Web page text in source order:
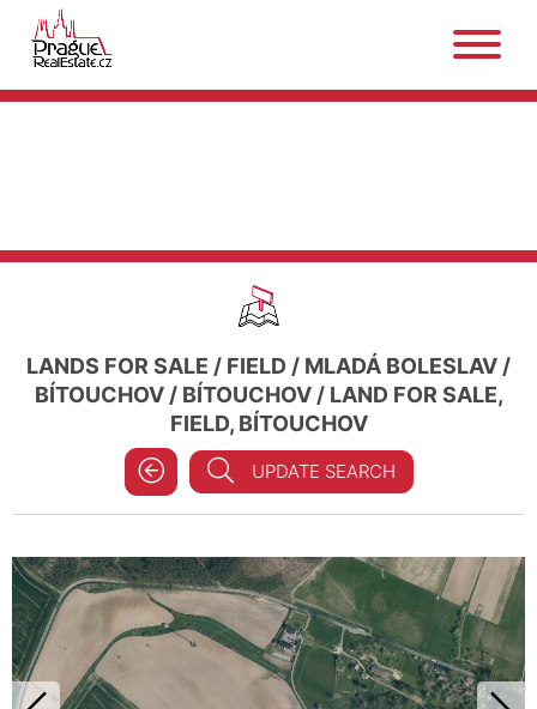
LANDS FOR SALE / FIELD / MLADÁ BOLESLAV /
BÍTOUCHOV/ BÍTOUCHOV/ LAND FOR SALE,
FIELD, BÍTOUCHOV
UPDATE SEARCH